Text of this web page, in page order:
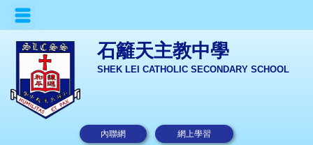
石籬天主教中學
SHEK LEI CATHOLIC SECONDARY SCHOOL
內聯網 網上學習